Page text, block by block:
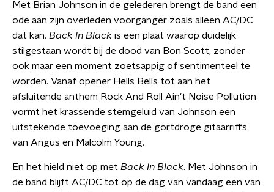
Met Brian Johnson in de gelederen brengt de band een
ode aan zijn overleden voorganger zoals alleen AC/DC
dat kan. Back In Black is een plaat waarop duidelijk
stilgestaan wordt bij de dood van Bon Scott, zonder
ook maar een moment zoetsappig of sentimenteel te
worden. Vanaf opener Hells Bells tot aan het
afsluitende anthem Rock And Roll Ain't Noise Pollution
vormt het krassende stemgeluid van Johnson een
uitstekende toevoeging aan de gortdroge gitaarriffs
van Angus en Malcolm Young.
En het hield niet op met Back In Black. Met Johnson in
de band blijft AC/DC tot op de dag van vandaag een van